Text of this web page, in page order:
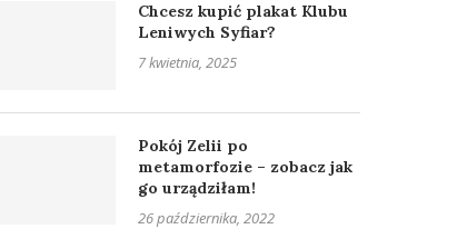
Chcesz kupić plakat Klubu
Leniwych Syfiar?
7 kwietnia, 2025
Pokój Zelii po
metamorfozie – zobacz jak
go urządziłam!
26 października, 2022